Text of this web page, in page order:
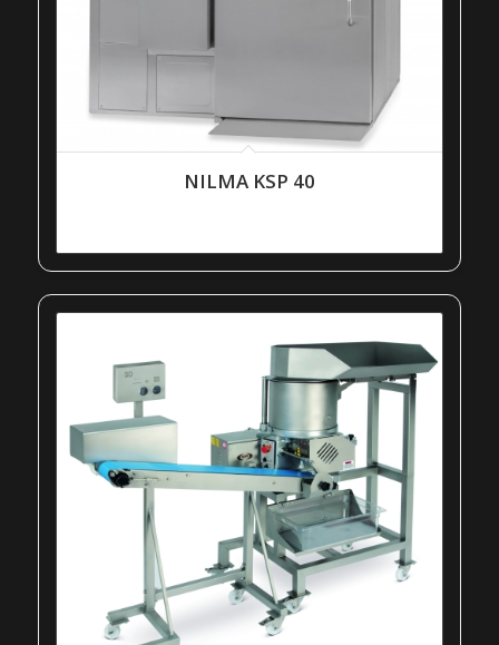
NILMA KSP 40